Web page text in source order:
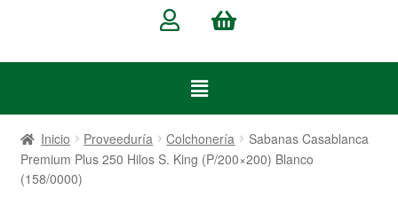
Inicio Proveeduría Colchonería
Sabanas Casablanca
Premium Plus 250 Hilos S. King (P/200×200) Blanco
(158/0000)